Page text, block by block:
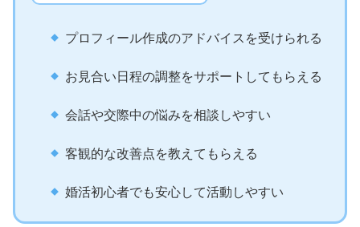
プロフィール作成のアドバイスを受けられる
お見合い日程の調整をサポートしてもらえる
会話や交際中の悩みを相談しやすい
客観的な改善点を教えてもらえる
婚活初心者でも安心して活動しやすい